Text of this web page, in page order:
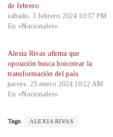
de febrero
sábado, 3 febrero 2024 10:37 PM
En «Nacionales»
Alexia Rivas afirma que
oposición busca boicotear la
transformación del país
jueves, 25 enero 2024 10:22 AM
En «Nacionales»
Tags: ALEXIA RIVAS